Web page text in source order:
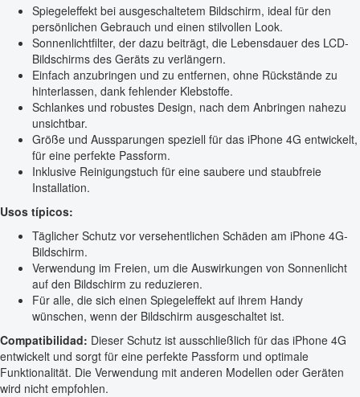
Spiegeleffekt bei ausgeschaltetem Bildschirm, ideal für den
persönlichen Gebrauch und einen stilvollen Look.
Sonnenlichtfilter, der dazu beiträgt, die Lebensdauer des LCD-
Bildschirms des Geräts zu verlängern.
Einfach anzubringen und zu entfernen, ohne Rückstände zu
hinterlassen, dank fehlender Klebstoffe.
Schlankes und robustes Design, nach dem Anbringen nahezu
unsichtbar.
Größe und Aussparungen speziell für das iPhone 4G entwickelt,
für eine perfekte Passform.
Inklusive Reinigungstuch für eine saubere und staubfreie
Installation.
Usos típicos:
Täglicher Schutz vor versehentlichen Schäden am iPhone 4G-
Bildschirm.
Verwendung im Freien, um die Auswirkungen von Sonnenlicht
auf den Bildschirm zu reduzieren.
Für alle, die sich einen Spiegeleffekt auf ihrem Handy
wünschen, wenn der Bildschirm ausgeschaltet ist.
Compatibilidad: Dieser Schutz ist ausschließlich für das iPhone 4G
entwickelt und sorgt für eine perfekte Passform und optimale
Funktionalität. Die Verwendung mit anderen Modellen oder Geräten
wird nicht empfohlen.